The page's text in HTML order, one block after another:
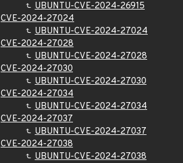
UBUNTU-CVE-2024-26915
CVE-2024-27024
UBUNTU-CVE-2024-27024
CVE-2024-27028
UBUNTU-CVE-2024-27028
CVE-2024-27030
UBUNTU-CVE-2024-27030
CVE-2024-27034
UBUNTU-CVE-2024-27034
CVE-2024-27037
UBUNTU-CVE-2024-27037
CVE-2024-27038
UBUNTU-CVE-2024-27038